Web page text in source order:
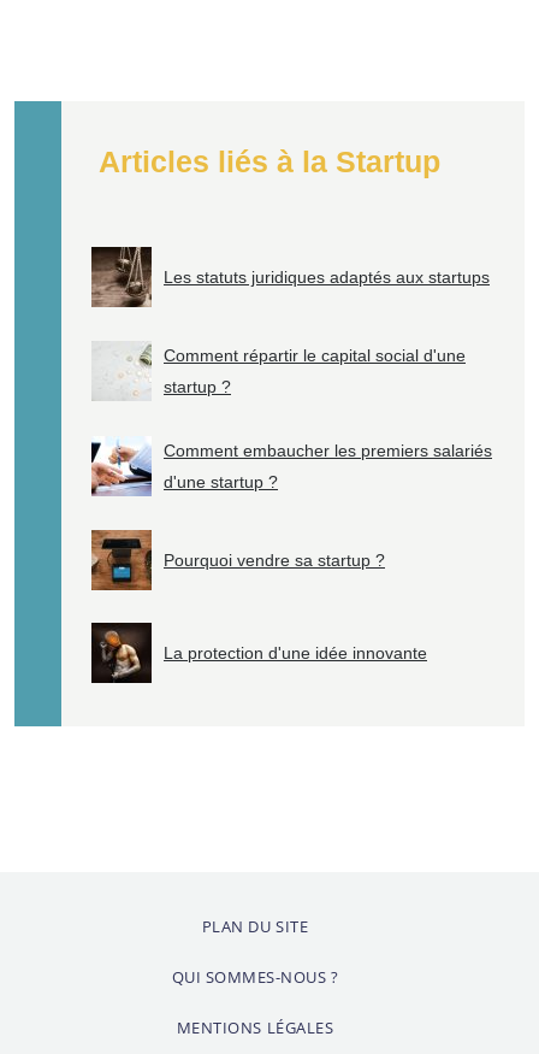
Articles liés à la Startup
Les statuts juridiques adaptés aux startups
Comment répartir le capital social d'une
startup ?
Comment embaucher les premiers salariés
d'une startup ?
Pourquoi vendre sa startup ?
La protection d'une idée innovante
PLAN DU SITE
QUI SOMMES-NOUS ?
MENTIONS LÉGALES